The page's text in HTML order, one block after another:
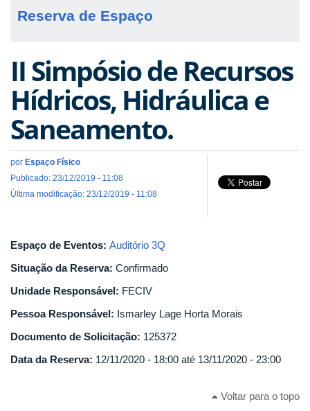
Reserva de Espaço
II Simpósio de Recursos
Hídricos, Hidráulica e
Saneamento.
por Espaço Físico
Publicado: 23/12/2019 - 11:08
Última modificação: 23/12/2019 - 11:08
Espaço de Eventos: Auditório 3Q
Situação da Reserva: Confirmado
Unidade Responsável: FECIV
Pessoa Responsável: Ismarley Lage Horta Morais
Documento de Solicitação: 125372
Data da Reserva: 12/11/2020 - 18:00 até 13/11/2020 - 23:00
Voltar para o topo